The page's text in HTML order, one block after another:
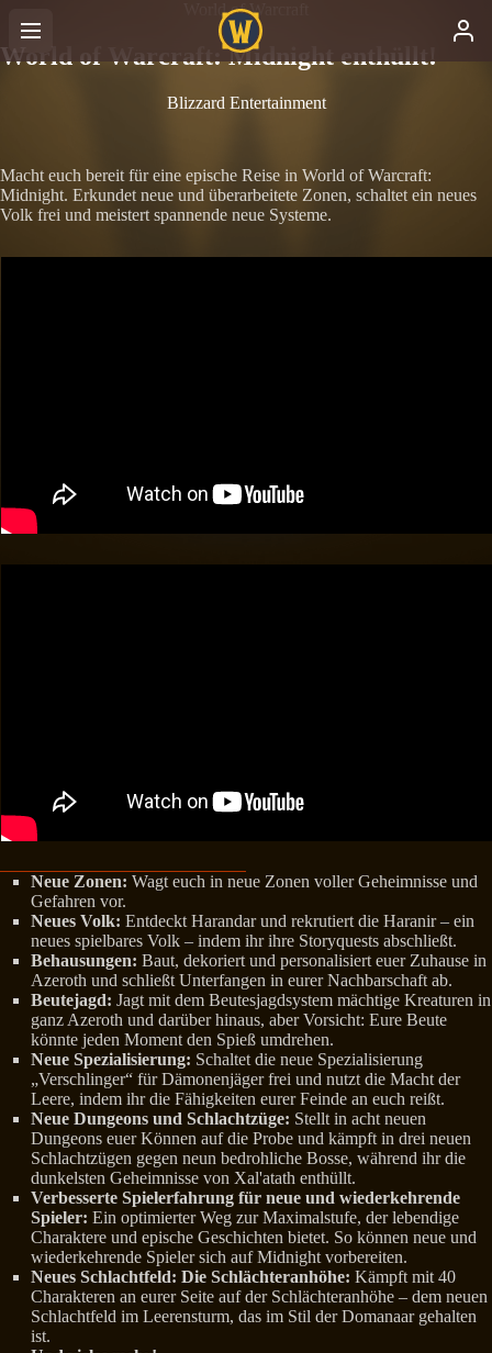
World of Warcraft
World of Warcraft: Midnight enthüllt!
Blizzard Entertainment
Macht euch bereit für eine epische Reise in World of Warcraft:
Midnight. Erkundet neue und überarbeitete Zonen, schaltet ein neues
Volk frei und meistert spannende neue Systeme.
Neue Zonen: Wagt euch in neue Zonen voller Geheimnisse und
Gefahren vor.
Neues Volk: Entdeckt Harandar und rekrutiert die Haranir – ein
neues spielbares Volk – indem ihr ihre Storyquests abschließt.
Behausungen: Baut, dekoriert und personalisiert euer Zuhause in
Azeroth und schließt Unterfangen in eurer Nachbarschaft ab.
Beutejagd: Jagt mit dem Beutesjagdsystem mächtige Kreaturen in
ganz Azeroth und darüber hinaus, aber Vorsicht: Eure Beute
könnte jeden Moment den Spieß umdrehen.
Neue Spezialisierung: Schaltet die neue Spezialisierung
„Verschlinger“ für Dämonenjäger frei und nutzt die Macht der
Leere, indem ihr die Fähigkeiten eurer Feinde an euch reißt.
Neue Dungeons und Schlachtzüge: Stellt in acht neuen
Dungeons euer Können auf die Probe und kämpft in drei neuen
Schlachtzügen gegen neun bedrohliche Bosse, während ihr die
dunkelsten Geheimnisse von Xal'atath enthüllt.
Verbesserte Spielerfahrung für neue und wiederkehrende
Spieler: Ein optimierter Weg zur Maximalstufe, der lebendige
Charaktere und epische Geschichten bietet. So können neue und
wiederkehrende Spieler sich auf Midnight vorbereiten.
Neues Schlachtfeld: Die Schlächteranhöhe: Kämpft mit 40
Charakteren an eurer Seite auf der Schlächteranhöhe – dem neuen
Schlachtfeld im Leerensturm, das im Stil der Domanaar gehalten
ist.